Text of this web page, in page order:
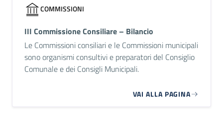
COMMISSIONI
III Commissione Consiliare – Bilancio
Le Commissioni consiliari e le Commissioni municipali
sono organismi consultivi e preparatori del Consiglio
Comunale e dei Consigli Municipali.
VAI ALLA PAGINA